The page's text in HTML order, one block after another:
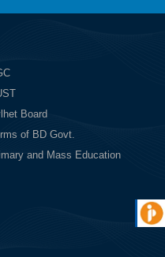
Board
of BD Govt.
and Mass Education